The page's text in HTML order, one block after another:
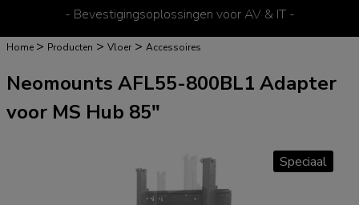
- Bevestigingsoplossingen voor AV & IT -
Home > Producten > Vloer > Accessoires
Neomounts AFL55-800BL1 Adapter
voor MS Hub 85"
Speciaal